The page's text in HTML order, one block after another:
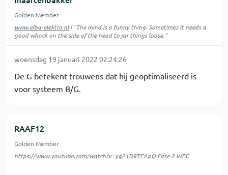
Golden Member
www.elba-elektro.nl| "The mind is a funny thing. Sometimes it needs a
good whack on the side of the head to jar things loose."
woensdag 19 januari 2022 02:24:26
De G betekent trouwens dat hij geoptimaliseerd is
voor systeem B/G.
RAAF12
Golden Member
https://www.youtube.com/watch?v=yg21D9TEApQFase 2 WEC